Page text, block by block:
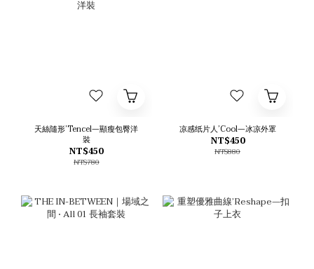
天絲隨形’Tencel—顯瘦包臀洋
裝
NT$450
NT$780
凉感纸片人’Cool—冰凉外罩
NT$450
NT$880